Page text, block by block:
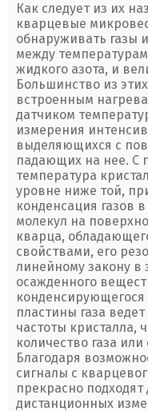
Как следует из их
кварцевые
обнаруживать газы
между
жидкого азота, и
Большинство из
встроенным
датчиком
измерения
выделяющихся с
падающих на нее. С
температура
уровне ниже той,
конденсация газов
молекул на
кварца,
свойствами, его
линейному закону в
осажденного
пластины газа
частоты кристалла,
количество газа
Благодаря
сигналы с
прекрасно
дистанционных